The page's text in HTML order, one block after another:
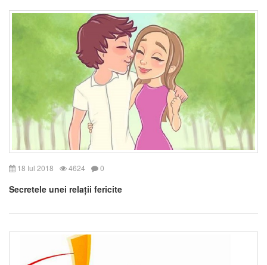
18 Iul 2018 4624 0
Secretele unei relații fericite